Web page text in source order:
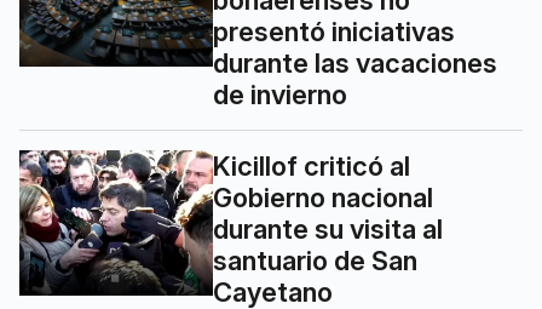
presentó iniciativas
durante las vacaciones
de invierno
Kicillof criticó al
Gobierno nacional
durante su visita al
santuario de San
Cayetano